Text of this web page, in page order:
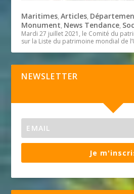
Maritimes,Articles,
Monument, News Tendance,
Mardi 27 juillet 2021, le Comité du
sur la Liste du patrimoine mondial de
NEWSLETTER
Je